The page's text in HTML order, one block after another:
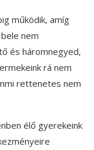
működik, amíg
nem
és háromnegyed,
rá nem
rettenetes nem
élő gyerekeink